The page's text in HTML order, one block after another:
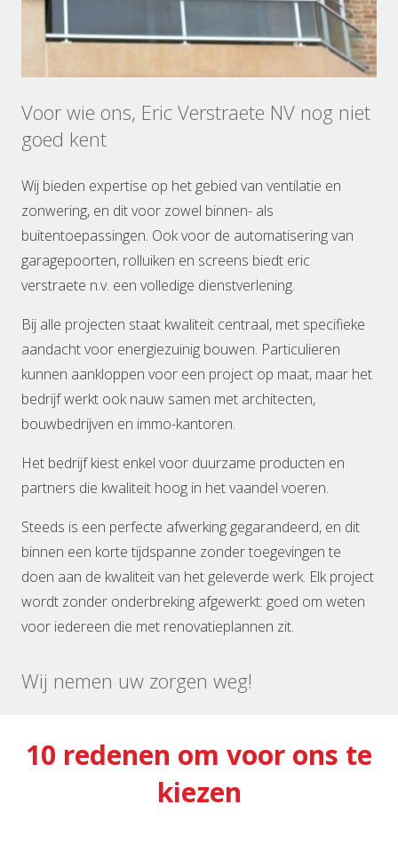
Voor wie ons, Eric Verstraete NV nog niet
goed kent
Wij bieden expertise op het gebied van ventilatie en
zonwering, en dit voor zowel binnen- als
buitentoepassingen. Ook voor de automatisering van
garagepoorten, rolluiken en screens biedt eric
verstraete n.v. een volledige dienstverlening.
Bij alle projecten staat kwaliteit centraal, met specifieke
aandacht voor energiezuinig bouwen. Particulieren
kunnen aankloppen voor een project op maat, maar het
bedrijf werkt ook nauw samen met architecten,
bouwbedrijven en immo-kantoren.
Het bedrijf kiest enkel voor duurzame producten en
partners die kwaliteit hoog in het vaandel voeren.
Steeds is een perfecte afwerking gegarandeerd, en dit
binnen een korte tijdspanne zonder toegevingen te
doen aan de kwaliteit van het geleverde werk. Elk project
wordt zonder onderbreking afgewerkt: goed om weten
voor iedereen die met renovatieplannen zit.
Wij nemen uw zorgen weg!
10 redenen om voor ons te
kiezen